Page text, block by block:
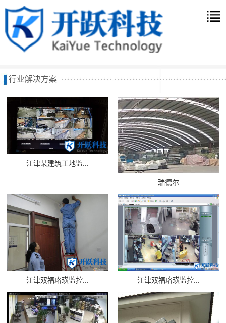
行业解决方案
江津某建筑工地监...
瑞德尔
江津双福珞璜监控... 江津双福珞璜监控...